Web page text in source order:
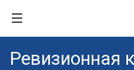
Ревизионная